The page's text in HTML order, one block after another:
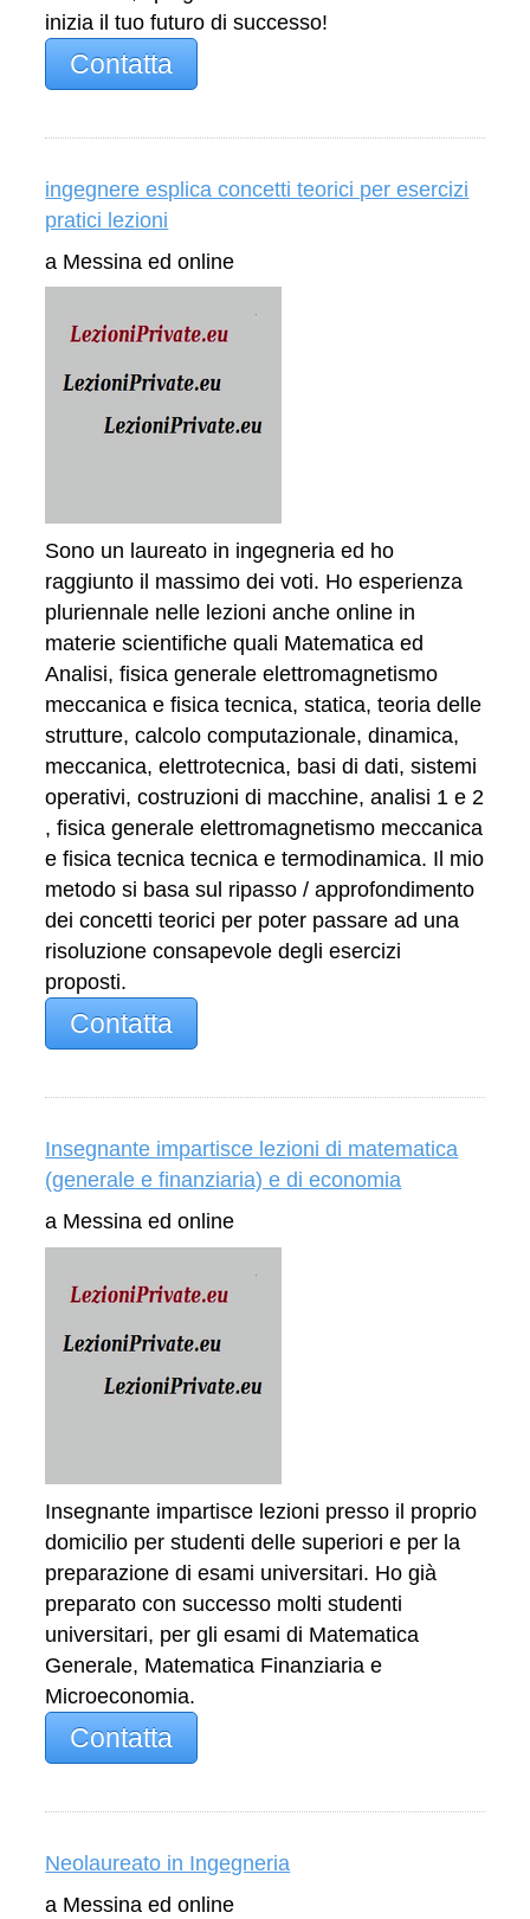
inizia il tuo futuro di successo!
Contatta
ingegnere esplica concetti teorici per esercizi
pratici lezioni
a Messina ed online
Sono un laureato in ingegneria ed ho
raggiunto il massimo dei voti. Ho esperienza
pluriennale nelle lezioni anche online in
materie scientifiche quali Matematica ed
Analisi, fisica generale elettromagnetismo
meccanica e fisica tecnica, statica, teoria delle
strutture, calcolo computazionale, dinamica,
meccanica, elettrotecnica, basi di dati, sistemi
operativi, costruzioni di macchine, analisi 1 e 2
, fisica generale elettromagnetismo meccanica
e fisica tecnica tecnica e termodinamica. Il mio
metodo si basa sul ripasso / approfondimento
dei concetti teorici per poter passare ad una
risoluzione consapevole degli esercizi
proposti.
Contatta
Insegnante impartisce lezioni di matematica
(generale e finanziaria) e di economia
a Messina ed online
Insegnante impartisce lezioni presso il proprio
domicilio per studenti delle superiori e per la
preparazione di esami universitari. Ho già
preparato con successo molti studenti
universitari, per gli esami di Matematica
Generale, Matematica Finanziaria e
Microeconomia.
Contatta
Neolaureato in Ingegneria
a Messina ed online